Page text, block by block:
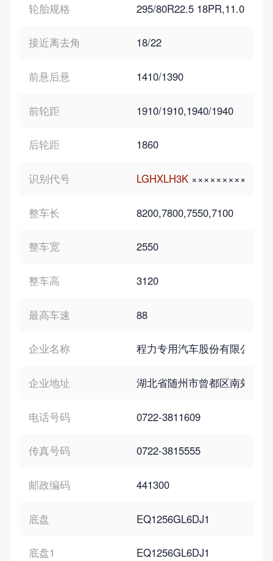
轮胎规格 295/80R22.5 18PR,11.00R20
接近离去角 18/22
前悬后悬 1410/1390
前轮距 1910/1910,1940/1940
后轮距 1860
识别代号 LGHXLH3K ×××××××××
整车长 8200,7800,7550,7100
整车宽 2550
整车高 3120
最高车速 88
企业名称 程力专用汽车股份有限公司
企业地址 湖北省随州市曾都区南郊程
电话号码 0722-3811609
传真号码 0722-3815555
邮政编码 441300
底盘 EQ1256GL6DJ1
底盘1 EQ1256GL6DJ1